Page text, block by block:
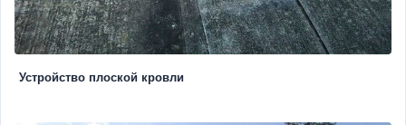
Устройство плоской кровли